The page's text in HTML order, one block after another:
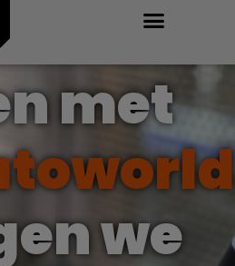
met
we